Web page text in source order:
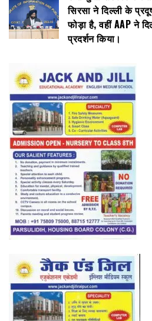
सिरसा ने दिल्ली के
फोड़ा है, वहीं AAP ने
प्रदर्शन किया।